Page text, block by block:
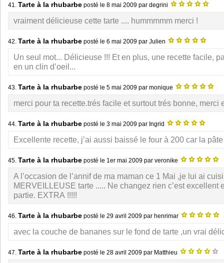
41. Tarte à la rhubarbe posté le 8 mai 2009 par degrini
vraiment délicieuse cette tarte .... hummmmm merci !
42. Tarte à la rhubarbe posté le 6 mai 2009 par Julien
Un seul mot... Délicieuse !!! Et en plus, une recette facile,
en un clin d’oeil...
43. Tarte à la rhubarbe posté le 5 mai 2009 par monique
merci pour ta recette.trés facile et surtout trés bonne, merci
44. Tarte à la rhubarbe posté le 3 mai 2009 par Ingrid
Excellente recette, j’ai aussi baissé le four à 200 car la
45. Tarte à la rhubarbe posté le 1er mai 2009 par veronike
A l’occasion de l’annif de ma maman ce 1 Mai ,je lui ai
MERVEILLEUSE tarte ..... Ne changez rien c’est excellent
partie. EXTRA !!!!!
46. Tarte à la rhubarbe posté le 29 avril 2009 par henrimar
avec la couche de bananes sur le fond de tarte ,un vrai
47. Tarte à la rhubarbe posté le 28 avril 2009 par Matthieu